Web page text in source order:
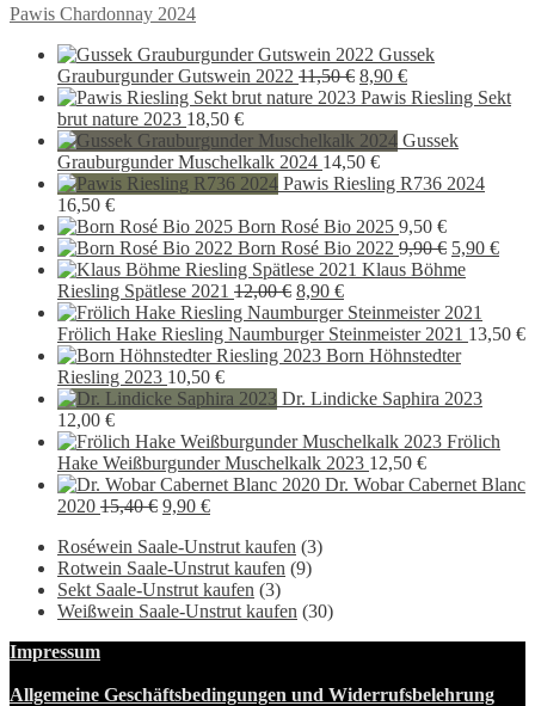
Beitragsnavigation
Vorheriger
Pawis Chardonnay 2024
Gussek
Grauburgunder Gutswein 2022 11,50€ Ursprünglicher
Preis
11,50 €
8,90 €Aktueller
Preis
8,90 €.
Pawis Riesling Sekt
brut nature 2023 18,50 €
Gussek
Grauburgunder Muschelkalk 2024 14,50 €
Pawis Riesling R736 2024
16,50 €
Born Rosé Bio 2025 9,50 €
Born Rosé Bio 2022 9,90€
Preis
9,90 €
5,90 €
Klaus Böhme
Riesling Spätlese 2021 12,00€ Ursprünglicher
Preis
war:
12,00 €
8,90 €Aktueller
Preis
ist:
8,90 €.
Frölich Hake Riesling Naumburger Steinmeister 2021 13,50 €
Born Höhnstedter
Riesling 2023 10,50 €
Dr. Lindicke Saphira 2023
12,00 €
Frölich
Hake Weißburgunder Muschelkalk 2023 12,50 €
Dr. Wobar Cabernet Blanc
2020 15,40€ Ursprünglicher
war:
15,40 €
9,90 €Aktueller
ist:
9,90 €.
Roséwein Saale-Unstrut kaufen (3)
Rotwein Saale-Unstrut kaufen (9)
Sekt Saale-Unstrut kaufen (3)
Weißwein Saale-Unstrut kaufen (30)
Impressum
Allgemeine Geschäftsbedingungen und Widerrufsbelehrung